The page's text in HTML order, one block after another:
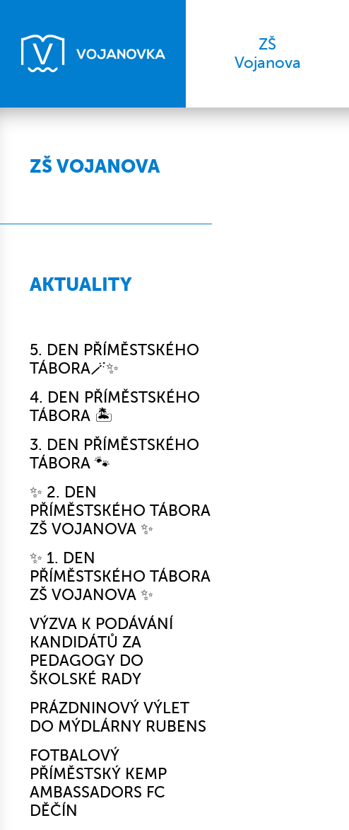
ZŠ
Vojanova
ZŠ VOJANOVA
AKTUALITY
5. DEN PŘÍMĚSTSKÉHO
TÁBORA🪄✨
4. DEN PŘÍMĚSTSKÉHO
TÁBORA 🏝️
3. DEN PŘÍMĚSTSKÉHO
TÁBORA 🐾
✨ 2. DEN
PŘÍMĚSTSKÉHO TÁBORA
ZŠ VOJANOVA ✨
✨ 1. DEN
PŘÍMĚSTSKÉHO TÁBORA
ZŠ VOJANOVA ✨
VÝZVA K PODÁVÁNÍ
KANDIDÁTŮ ZA
PEDAGOGY DO
ŠKOLSKÉ RADY
PRÁZDNINOVÝ VÝLET
DO MÝDLÁRNY RUBENS
FOTBALOVÝ
PŘÍMĚSTSKÝ KEMP
AMBASSADORS FC
DĚČÍN